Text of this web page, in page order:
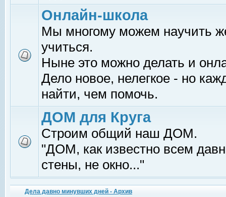
Онлайн-школа
Мы многому можем научить
учиться.
Ныне это можно делать и
Дело новое, нелегкое - но
найти, чем помочь.
ДОМ для Круга
Строим общий наш ДОМ.
"ДОМ, как известно всем
стены, не окно..."
Дела давно минувших дней - Архив